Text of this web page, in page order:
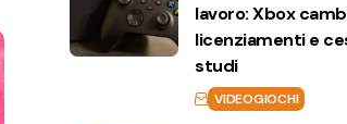
lavoro: Xbox
licenziamenti e
studi
VIDEOGIOCHI